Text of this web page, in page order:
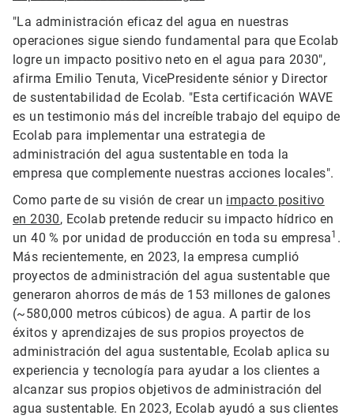
"La administración eficaz del agua en nuestras
operaciones sigue siendo fundamental para que Ecolab
logre un impacto positivo neto en el agua para 2030",
afirma Emilio Tenuta, VicePresidente sénior y Director
de sustentabilidad de Ecolab. "Esta certificación WAVE
es un testimonio más del increíble trabajo del equipo de
Ecolab para implementar una estrategia de
administración del agua sustentable en toda la
empresa que complemente nuestras acciones locales".
Como parte de su visión de crear un impacto positivo
en 2030, Ecolab pretende reducir su impacto hídrico en
un 40 % por unidad de producción en toda su empresa1 .
Más recientemente, en 2023, la empresa cumplió
proyectos de administración del agua sustentable que
generaron ahorros de más de 153 millones de galones
(~580,000 metros cúbicos) de agua. A partir de los
éxitos y aprendizajes de sus propios proyectos de
administración del agua sustentable, Ecolab aplica su
experiencia y tecnología para ayudar a los clientes a
alcanzar sus propios objetivos de administración del
agua sustentable. En 2023, Ecolab ayudó a sus clientes